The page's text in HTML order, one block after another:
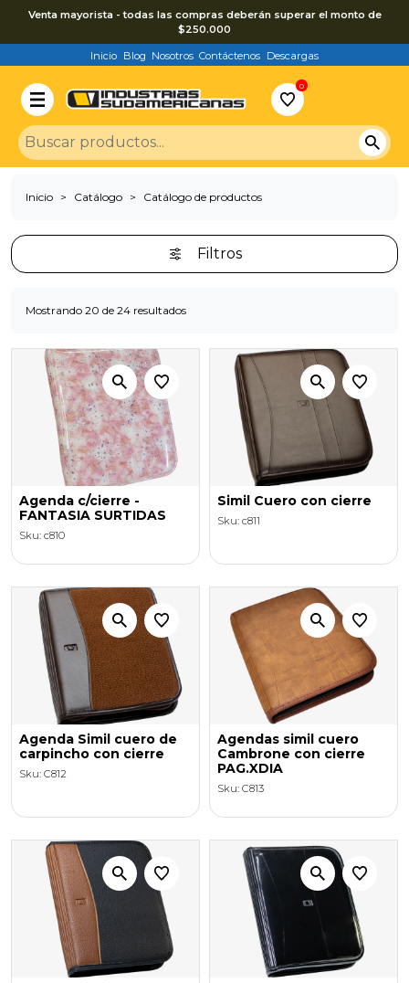
Venta mayorista - todas las compras deberán superar el monto de
$250.000
Inicio Blog Nosotros Contáctenos Descargas
0
Inicio Catálogo Catálogo de productos
Filtros
Mostrando 20 de 24 resultados
Agenda c/cierre -
FANTASIA SURTIDAS
Sku: c810
Simil Cuero con cierre
Sku: c811
Agenda Simil cuero de
carpincho con cierre
Sku: C812
Agendas simil cuero
Cambrone con cierre
PAG.XDIA
Sku: C813